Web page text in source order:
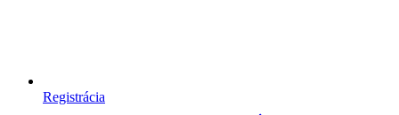
Registrácia